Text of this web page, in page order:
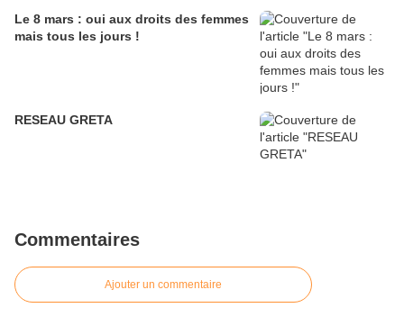
Le 8 mars : oui aux droits des femmes
mais tous les jours !
RESEAU GRETA
Commentaires
Ajouter un commentaire